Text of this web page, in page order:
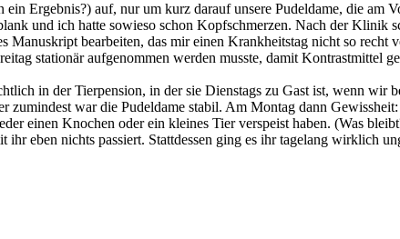
Ergebnis?) auf, nur um kurz darauf unsere Pudeldame, die am
und ich hatte sowieso schon Kopfschmerzen. Nach der Klinik
Manuskript bearbeiten, das mir einen Krankheitstag nicht so recht
stationär aufgenommen werden musste, damit Kontrastmittel
in der Tierpension, in der sie Dienstags zu Gast ist, wenn wir
zumindest war die Pudeldame stabil. Am Montag dann
einen Knochen oder ein kleines Tier verspeist haben. (Was
eben nichts passiert. Stattdessen ging es ihr tagelang wirklich